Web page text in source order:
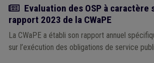
Actualité
Evaluation des OSP à caractère
rapport 2023 de la CWaPE
La CWaPE a établi son rapport annuel
sur l’exécution des obligations de service